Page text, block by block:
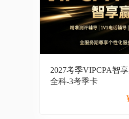
2027考季VIPCPA智
全科-3考季卡